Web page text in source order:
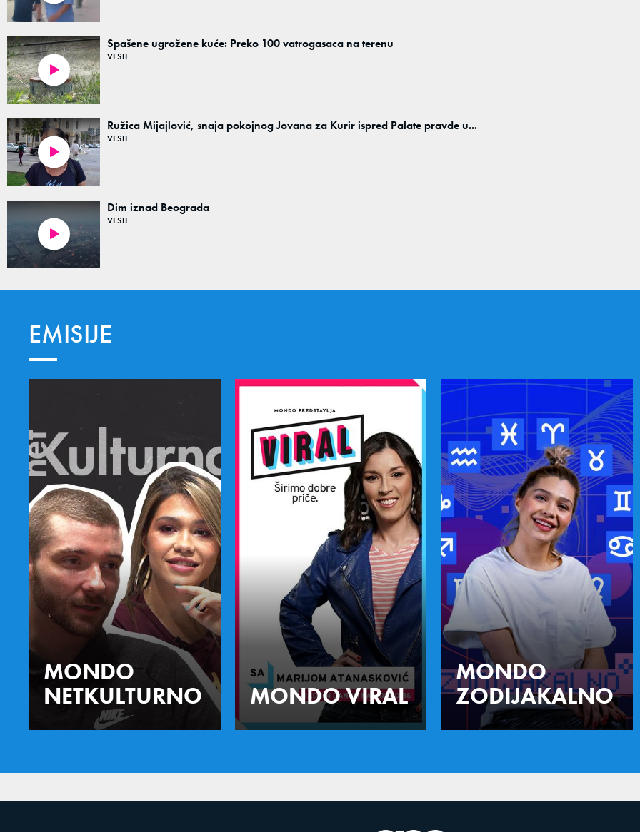
Spašene ugrožene kuće: Preko 100 vatrogasaca na terenu
VESTI
Ružica Mijajlović, snaja pokojnog Jovana za Kurir ispred Palate pravde u...
VESTI
Dim iznad Beograda
VESTI
EMISIJE
MONDO
NETKULTURNO
MONDO VIRAL
MONDO
ZODIJAKALNO